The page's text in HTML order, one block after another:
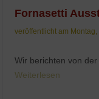
Fornasetti
veröffentlicht am
Wir berichten von
Weiterlesen